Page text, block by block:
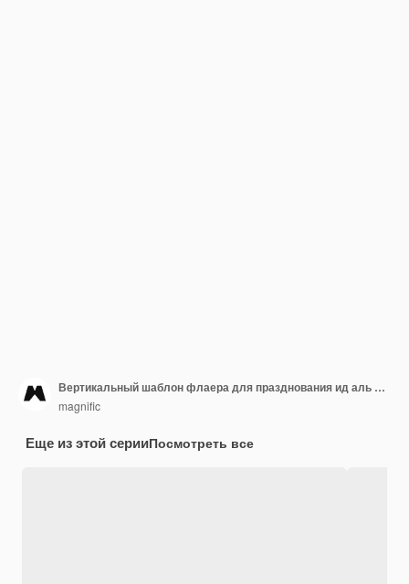
Вертикальный шаблон флаера для празднования ид аль адха
magnific
Еще из этой серииПосмотреть все